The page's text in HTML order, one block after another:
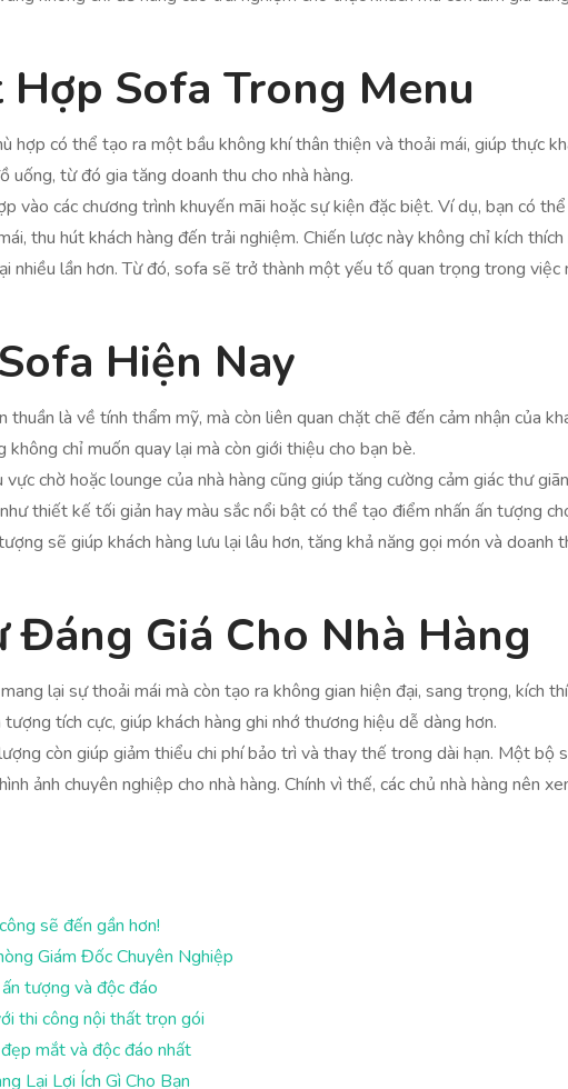
Hợp Sofa Trong Menu
hợp có thể tạo ra một bầu không khí thân thiện và thoải mái, giúp thực
uống, từ đó gia tăng doanh thu cho nhà hàng.
vào các chương trình khuyến mãi hoặc sự kiện đặc biệt. Ví dụ, bạn có
thu hút khách hàng đến trải nghiệm. Chiến lược này không chỉ kích
nhiều lần hơn. Từ đó, sofa sẽ trở thành một yếu tố quan trọng trong việc
Hiện Nay
là về tính thẩm mỹ, mà còn liên quan chặt chẽ đến cảm nhận của
không chỉ muốn quay lại mà còn giới thiệu cho bạn bè.
chờ hoặc lounge của nhà hàng cũng giúp tăng cường cảm giác thư
thiết kế tối giản hay màu sắc nổi bật có thể tạo điểm nhấn ấn tượng
sẽ giúp khách hàng lưu lại lâu hơn, tăng khả năng gọi món và doanh
Đáng Giá Cho Nhà Hàng
lại sự thoải mái mà còn tạo ra không gian hiện đại, sang trọng, kích
tích cực, giúp khách hàng ghi nhớ thương hiệu dễ dàng hơn.
còn giúp giảm thiểu chi phí bảo trì và thay thế trong dài hạn. Một
ảnh chuyên nghiệp cho nhà hàng. Chính vì thế, các chủ nhà hàng nên
sẽ đến gần hơn!
Giám Đốc Chuyên Nghiệp
tượng và độc đáo
thi công nội thất trọn gói
mắt và độc đáo nhất
Lại Lợi Ích Gì Cho Bạn